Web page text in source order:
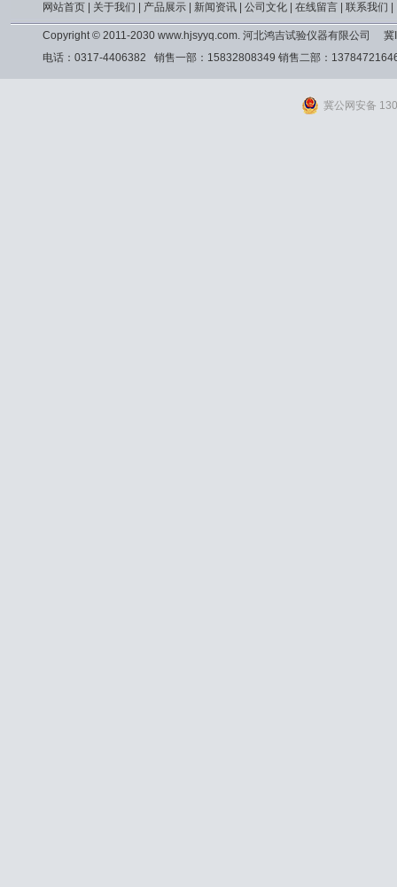
网站首页| 关于我们 产品展示| 新闻资讯| 公司文化| 在线留言| 联系我们
Copyright © 2011-2030 www.hjsyyq.com. 河北鸿吉试验仪器有限公司
冀
电话：0317-4406382 销售一部：15832808349 销售二部：
冀公网安备